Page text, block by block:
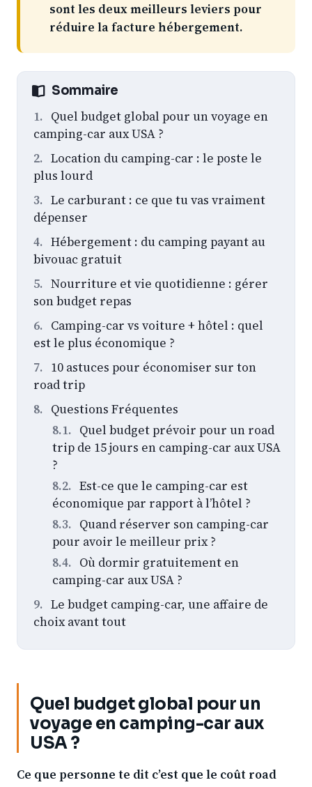
sont les deux meilleurs leviers pour
réduire la facture hébergement.
Sommaire
Quel budget global pour un voyage en
camping-car aux USA ?
Location du camping-car : le poste le
plus lourd
Le carburant : ce que tu vas vraiment
dépenser
Hébergement : du camping payant au
bivouac gratuit
Nourriture et vie quotidienne : gérer
son budget repas
Camping-car vs voiture + hôtel : quel
est le plus économique ?
10 astuces pour économiser sur ton
road trip
Questions Fréquentes
Quel budget prévoir pour un road
trip de 15 jours en camping-car aux USA
?
Est-ce que le camping-car est
économique par rapport à l’hôtel ?
Quand réserver son camping-car
pour avoir le meilleur prix ?
Où dormir gratuitement en
camping-car aux USA ?
Le budget camping-car, une affaire de
choix avant tout
Quel budget global pour un
voyage en camping-car aux
USA ?
Ce que personne te dit c’est que le coût road